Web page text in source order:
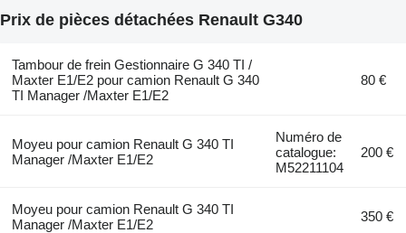
Prix de pièces détachées Renault G340
Tambour de frein Gestionnaire G 340 TI /
Maxter E1/E2 pour camion Renault G 340
TI Manager /Maxter E1/E2
80 €
Moyeu pour camion Renault G 340 TI
Manager /Maxter E1/E2
Numéro de
catalogue:
M52211104
200 €
Moyeu pour camion Renault G 340 TI
Manager /Maxter E1/E2
350 €